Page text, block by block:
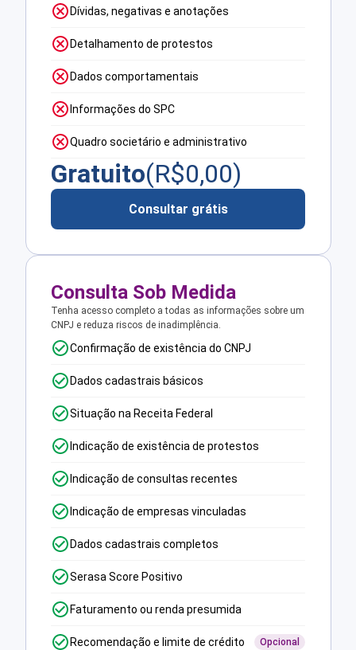
Dívidas, negativas e anotações
Detalhamento de protestos
Dados comportamentais
Informações do SPC
Quadro societário e administrativo
Gratuito(R$0,00)
Consultar grátis
Consulta Sob Medida
Tenha acesso completo a todas as informações sobre um
CNPJ e reduza riscos de inadimplência.
Confirmação de existência do CNPJ
Dados cadastrais básicos
Situação na Receita Federal
Indicação de existência de protestos
Indicação de consultas recentes
Indicação de empresas vinculadas
Dados cadastrais completos
Serasa Score Positivo
Faturamento ou renda presumida
Recomendação e limite de crédito Opcional